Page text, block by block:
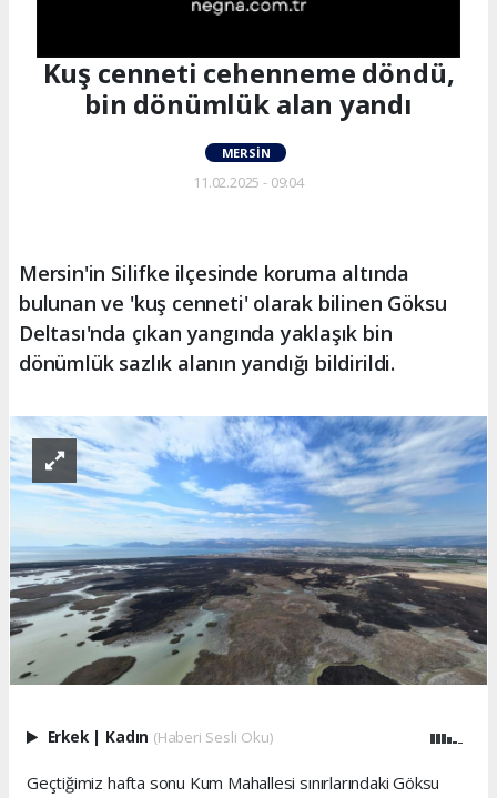
Kuş cenneti cehenneme döndü,
bin dönümlük alan yandı
MERSIN
11.02.2025 - 09:04
Mersin'in Silifke ilçesinde koruma altında
bulunan ve 'kuş cenneti' olarak bilinen Göksu
Deltası'nda çıkan yangında yaklaşık bin
dönümlük sazlık alanın yandığı bildirildi.
Erkek | Kadın (Haberi Sesli Oku)
Geçtiğimiz hafta sonu Kum Mahallesi sınırlarındaki Göksu